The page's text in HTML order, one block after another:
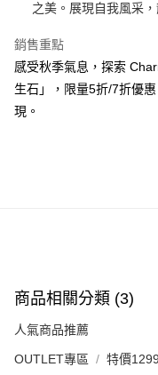
悠遊付
ATM付款
運送方式
黑貓宅急便
之美。展現自我風采
銷售重點
感受秋季氣息，探索
生石」，限量5折/7折優
現。
商品相關分類 (3)
人氣商品推薦
OUTLET專區 特價